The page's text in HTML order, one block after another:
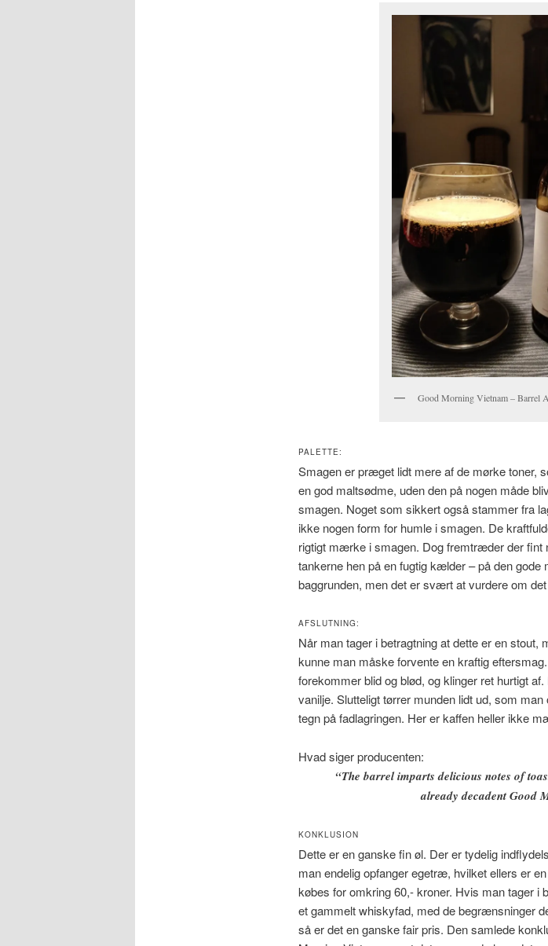
Good Morning Vietnam – Barrel
PALETTE:
Smagen er præget lidt mere af de mørke toner,
en god maltsødme, uden den på nogen måde
smagen. Noget som sikkert også stammer fra
ikke nogen form for humle i smagen. De
rigtigt mærke i smagen. Dog fremtræder der fint
tankerne hen på en fugtig kælder – på den
baggrunden, men det er svært at vurdere om
AFSLUTNING:
Når man tager i betragtning at dette er en stout,
kunne man måske forvente en kraftig
forekommer blid og blød, og klinger ret hurtigt
vanilje. Slutteligt tørrer munden lidt ud, som
tegn på fadlagringen. Her er kaffen heller ikke
Hvad siger producenten:
“The barrel imparts delicious notes of
already decadent Good
KONKLUSION
Dette er en ganske fin øl. Der er tydelig
man endelig opfanger egetræ, hvilket ellers er
købes for omkring 60,- kroner. Hvis man tager i
et gammelt whiskyfad, med de begrænsninger
så er det en ganske fair pris. Den samlede